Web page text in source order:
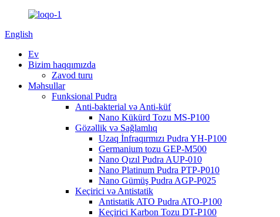
English
Ev
Bizim haqqımızda
Zavod turu
Məhsullar
Funksional Pudra
Anti-bakterial və Anti-küf
Nano Kükürd Tozu MS-P100
Gözəllik və Sağlamlıq
Uzaq İnfraqırmızı Pudra YH-P100
Germanium tozu GEP-M500
Nano Qızıl Pudra AUP-010
Nano Platinum Pudra PTP-P010
Nano Gümüş Pudra AGP-P025
Keçirici və Antistatik
Antistatik ATO Pudra ATO-P100
Keçirici Karbon Tozu DT-P100